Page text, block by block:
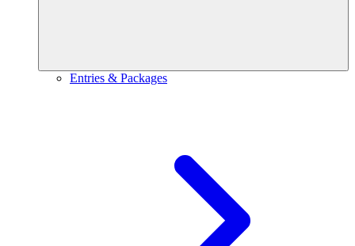
Entries & Packages